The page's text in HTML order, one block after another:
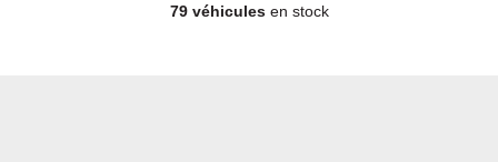
79 véhiculesen stock